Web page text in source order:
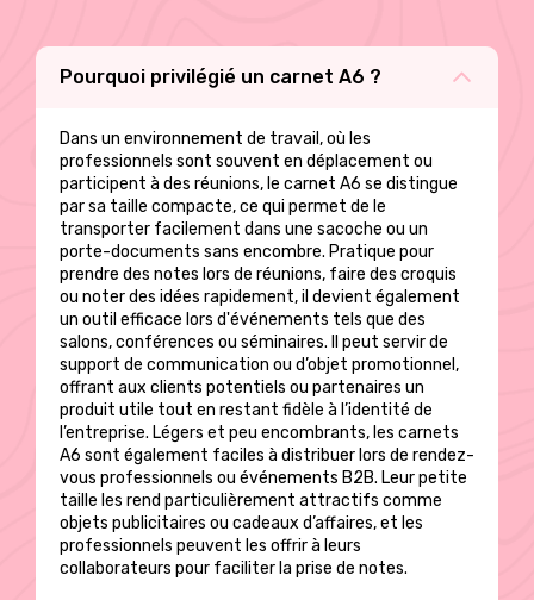
Pourquoi privilégié un carnet A6 ?
Dans un environnement de travail, où les
professionnels sont souvent en déplacement ou
participent à des réunions, le carnet A6 se distingue
par sa taille compacte, ce qui permet de le
transporter facilement dans une sacoche ou un
porte-documents sans encombre. Pratique pour
prendre des notes lors de réunions, faire des croquis
ou noter des idées rapidement, il devient également
un outil efficace lors d'événements tels que des
salons, conférences ou séminaires. Il peut servir de
support de communication ou d’objet promotionnel,
offrant aux clients potentiels ou partenaires un
produit utile tout en restant fidèle à l’identité de
l’entreprise. Légers et peu encombrants, les carnets
A6 sont également faciles à distribuer lors de rendez-
vous professionnels ou événements B2B. Leur petite
taille les rend particulièrement attractifs comme
objets publicitaires ou cadeaux d’affaires, et les
professionnels peuvent les offrir à leurs
collaborateurs pour faciliter la prise de notes.